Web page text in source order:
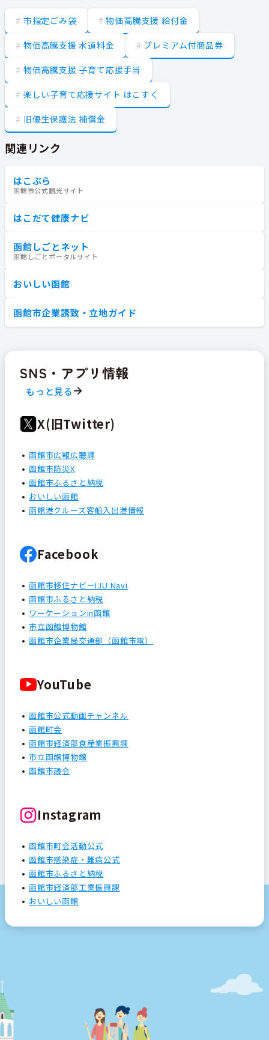
市指定ごみ袋 物価高騰支援 給付金
物価高騰支援 水道料金 プレミアム付商品券
物価高騰支援 子育て応援手当
楽しい子育て応援サイト はこすく
旧優生保護法 補償金
関連リンク
はこぶら
函館市公式観光サイト
はこだて健康ナビ
函館しごとネット
函館しごとポータルサイト
おいしい函館
函館市企業誘致・立地ガイド
SNS・アプリ情報
もっと見る
X(旧Twitter)
函館市広報広聴課
函館市防災X
函館市ふるさと納税
おいしい函館
函館港クルーズ客船入出港情報
Facebook
函館市移住ナビーIJU Navi
函館市ふるさと納税
ワーケーションin函館
市立函館博物館
函館市企業局交通部（函館市電）
YouTube
函館市公式動画チャンネル
函館町会
函館市経済部食産業振興課
市立函館博物館
函館市議会
Instagram
函館市町会活動公式
函館市感染症・難病公式
函館市ふるさと納税
函館市経済部工業振興課
おいしい函館